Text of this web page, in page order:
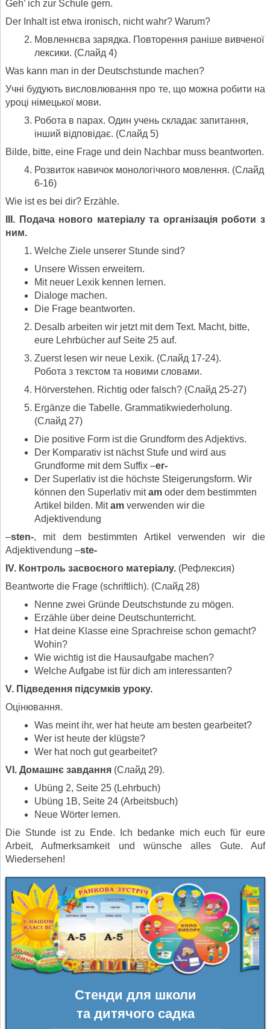
Geh’ ich zur Schule gern.
Der Inhalt ist etwa ironisch, nicht wahr? Warum?
Мовленнєва зарядка. Повторення раніше вивченої
лексики. (Слайд 4)
Was kann man in der Deutschstunde machen?
Учні будують висловлювання про те, що можна робити на
уроці німецької мови.
Робота в парах. Один учень складає запитання,
інший відповідає. (Слайд 5)
Bilde, bitte, eine Frage und dein Nachbar muss beantworten.
Розвиток навичок монологічного мовлення. (Слайд
6-16)
Wie ist es bei dir? Erzӓhle.
III. Подача нового матеріалу та організація роботи з
ним.
Welche Ziele unserer Stunde sind?
Unsere Wissen erweitern.
Mit neuer Lexik kennen lernen.
Dialoge machen.
Die Frage beantworten.
Desalb arbeiten wir jetzt mit dem Text. Macht, bitte,
eure Lehrbücher auf Seite 25 auf.
Zuerst lesen wir neue Lexik. (Слайд 17-24).
Робота з текстом та новими словами.
Hörverstehen. Richtig oder falsch? (Слайд 25-27)
Ergӓnze die Tabelle. Grammatikwiederholung.
(Слайд 27)
Die positive Form ist die Grundform des Adjektivs.
Der Komparativ ist nӓchst Stufe und wird aus
Grundforme mit dem Suffix –er-
Der Superlativ ist die höchste Steigerungsform. Wir
können den Superlativ mitam oder dem bestimmten
Artikel bilden. Mitam verwenden wir die
Adjektivendung
–sten-, mit dem bestimmten Artikel verwenden wir die
Adjektivendung –ste-
IV. Контроль засвоєного матеріалу. (Рефлексия)
Beantworte die Frage (schriftlich). (Слайд 28)
Nenne zwei Gründe Deutschstunde zu mögen.
Erzӓhle über deine Deutschunterricht.
Hat deine Klasse eine Sprachreise schon gemacht?
Wohin?
Wie wichtig ist die Hausaufgabe machen?
Welche Aufgabe ist für dich am interessanten?
V. Підведення підсумків уроку.
Оцінювання.
Was meint ihr, wer hat heute am besten gearbeitet?
Wer ist heute der klügste?
Wer hat noch gut gearbeitet?
VI. Домашнє завдання (Слайд 29).
Ubüng 2, Seite 25 (Lehrbuch)
Ubüng 1B, Seite 24 (Arbeitsbuch)
Neue Wörter lernen.
Die Stunde ist zu Ende. Ich bedanke mich euch für eure
Arbeit, Aufmerksamkeit und wünsche alles Gute. Auf
Wiedersehen!
Стенди для школи
та дитячого садка